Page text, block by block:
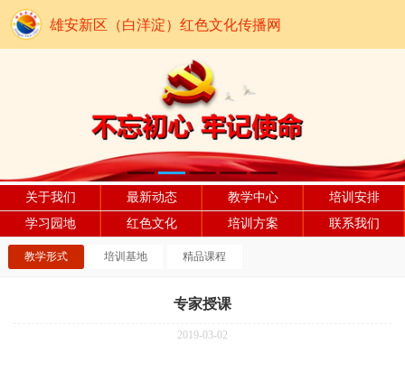
雄安新区（白洋淀）红色文化传播网
关于我们 最新动态 教学中心
培训安排
学习园地
红色文化 培训方案 联系我们
教学形式 培训基地 精品课程
专家授课
2019-03-02